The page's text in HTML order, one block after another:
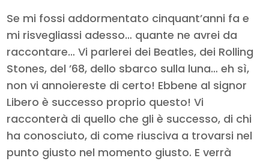
Se mi fossi addormentato cinquant’anni fa e
mi risvegliassi adesso… quante ne avrei da
raccontare… Vi parlerei dei Beatles, dei Rolling
Stones, del ’68, dello sbarco sulla luna… eh sì,
non vi annoiereste di certo! Ebbene al signor
Libero è successo proprio questo! Vi
racconterà di quello che gli è successo, di chi
ha conosciuto, di come riusciva a trovarsi nel
punto giusto nel momento giusto. E verrà